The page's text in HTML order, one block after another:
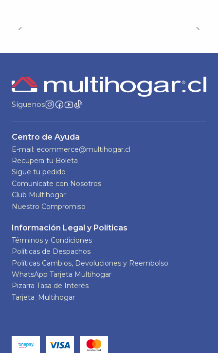
Síguenos
Centro de Ayuda
E-mail: ecommerce@multihogar.cl
Recupera tu Boleta
Sigue tu pedido
Comunícate con Nosotros
Club Multihogar
Nuestro Compromiso
Información Legal y Políticas
Términos y Condiciones
Políticas de Despachos
Políticas Cambios, Devoluciones y Reembolso
WhatsApp Tarjeta Multihogar
Pizarra Tasa de Interés
Tarjeta_Multihogar